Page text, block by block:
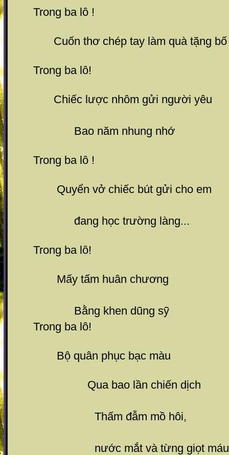
Trong ba lô !
Cuốn thơ chép tay làm quà tặng bố
Trong ba lô!
Chiếc lược nhôm gửi người yêu
Bao năm nhung nhớ
Trong ba lô !
Quyển vở chiếc bút gửi cho em
đang học trường làng...
Trong ba lô!
Mấy tấm huân chương
Bằng khen dũng sỹ
Trong ba lô!
Bộ quân phục bạc màu
Qua bao lần chiến dịch
Thấm đẫm mồ hôi,
nước mắt và từng giọt